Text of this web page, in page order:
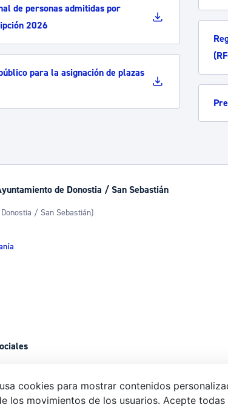
de personas admitidas por
2026
para la asignación de plazas
de Donostia / San Sebastián
/ San Sebastián)
de Donostia / San Sebastián Ijentea 1,
cookies para mostrar contenidos
los movimientos de los usuarios. Acepte